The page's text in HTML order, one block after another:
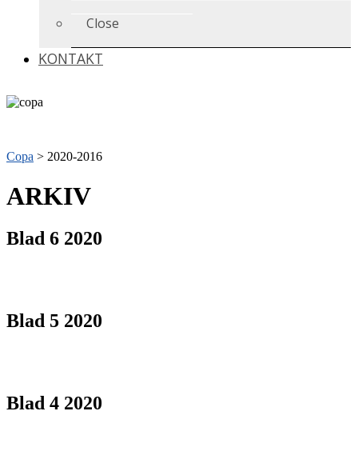
Close
KONTAKT
Copa > 2020-2016
ARKIV
Blad 6 2020
Blad 5 2020
Blad 4 2020